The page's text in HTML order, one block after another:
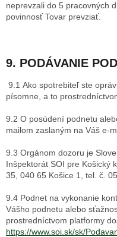
neprevzali do 5 pracovných
povinnosť Tovar prevziať.
9. PODÁVANIE
9.1 Ako spotrebiteľ ste
písomne, a to
9.2 O posúdení podnetu
mailom zaslaným na Váš e-
9.3 Orgánom dozoru je
Inšpektorát SOI pre Košický
35, 040 65 Košice 1
, tel. č.
9.4 Podnet na vykonanie
Vášho podnetu alebo
prostredníctvom platformy
https://www.soi.sk/sk/